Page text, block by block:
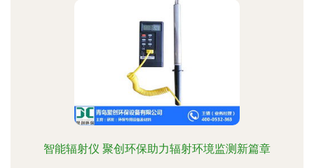
智能辐射仪 聚创环保助力辐射环境监测新篇章